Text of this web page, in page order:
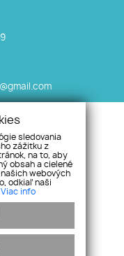
Nehnuteľnosti
ponuku/dopyt
riešenia
sporov
Kontakt
sledovania
zážitku z
na to, aby
obsah a cielené
webových
odkiaľ naši
Viac info